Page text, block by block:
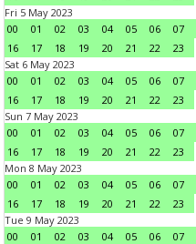
Fri 5 May 2023
00
01 02 03 04 05 06 07
16
17 18 19 20 21 22
23
Sat 6 May 2023
00
01 02 03 04 05 06 07
16
17 18 19 20 21 22
23
Sun 7 May 2023
00
01 02 03 04 05 06 07
16
17 18 19 20 21 22
23
Mon 8 May 2023
00
01 02 03 04 05 06 07
16
17 18 19 20 21 22
23
Tue 9 May 2023
00
01 02 03 04 05 06 07